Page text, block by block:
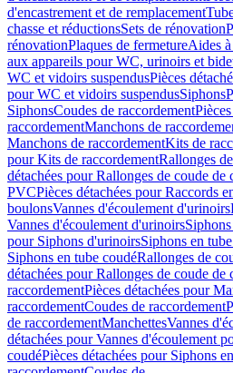
d'encastrement et de remplacement
chasse et réductionsSets de rénovation
rénovationPlaques de fermetureAides
aux appareils pour WC, urinoirs et
WC et vidoirs suspendusPièces
pour WC et vidoirs suspendusSiphons
SiphonsCoudes de raccordement
raccordementManchons de
Manchons de raccordementKits de
pour Kits de raccordementRallonges
détachées pour Rallonges de coude de
PVCPièces détachées pour Raccords
boulonsVannes d'écoulement d'urinoirs
Vannes d'écoulement d'urinoirs
pour Siphons d'urinoirsSiphons en
Siphons en tube coudéRallonges de
détachées pour Rallonges de coude de
raccordementPièces détachées pour
raccordementCoudes de raccordement
de raccordementManchettesVannes
détachées pour Vannes d'écoulement
coudéPièces détachées pour Siphons